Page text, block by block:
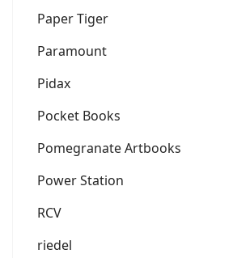
Paper Tiger
Paramount
Pidax
Pocket Books
Pomegranate Artbooks
Power Station
RCV
riedel